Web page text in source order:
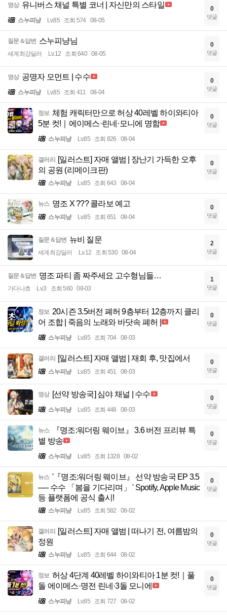
영상 유니버스 채널 특별 코너 | 자신만의 스타일
스누피냥 Lv.85 조회 574 08-05
0
댓글
질문＆답변 스누피냥님
세계최강딜러 Lv.12 조회 640 08-05
0
댓글
영상 공명자 모먼트 | 수수
스누피냥 Lv.85 조회 411 08-04
0
댓글
정보 체험 캐릭터만으로 허상 40레벨 하이와티아
5분 컷!｜에이메스·린네·모니에 명함
스누피냥 Lv.85 조회 826 08-04
0
댓글
갤러리
[일러스트] 자매 앨범 | 장난기 가득한 오후
의 공원 (리메이크판)
스누피냥 Lv.85 조회 643 08-04
0
댓글
뉴스 명조 X ??? 콜라보 예고
스누피냥 Lv.85 조회 651 08-04
0
댓글
질문＆답변 뉴비 질문
세계최강딜러 Lv.12 조회 530 08-04
2
댓글
질문＆답변 명조 파티 좀 짜주세요 고수형님들…
가다나흐 Lv.3 조회 560 08-03
1
댓글
정보 20시즌 3.5버전 폐허 9층부터 12층까지 클리
어 조합 | 죽음의 노래와 바닷속 폐허 |
스누피냥 Lv.85 조회 704 08-03
0
댓글
갤러리 [일러스트] 자매 앨범 | 재회 후, 맛집에서
스누피냥 Lv.85 조회 451 08-03
0
댓글
영상 [선약 방송국] 심야 채널 | 수수
스누피냥 Lv.85 조회 448 08-03
0
댓글
뉴스
『명조:워더링 웨이브』 3.6 버전 프리뷰 특
별 방송
스누피냥 Lv.85 조회 1328 08-02
0
댓글
뉴스 '『명조:워더링 웨이브』 선약 방송국 EP 3.5
── 수수 「봄을 기다리며」 ' Spotify, Apple Music
등 플랫폼에 공식 출시!
스누피냥 Lv.85 조회 582 08-02
0
댓글
갤러리
[일러스트] 자매 앨범 | 떠나기 전, 여름밤의
정원
스누피냥 Lv.85 조회 644 08-02
0
댓글
정보 허상 4단계 40레벨 하이와티아 1분 컷!｜풀
돌 에이메스·명전 린네·3돌 모니에
스누피냥 Lv.85 조회 727 08-02
0
댓글